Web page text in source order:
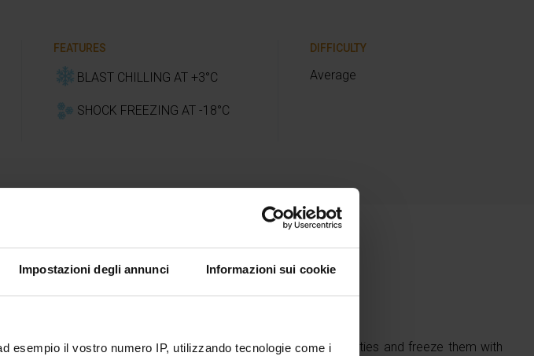
Impostazioni degli annunci Informazioni sui cookie
esempio il vostro numero IP, utilizzando tecnologie come i
FEATURES
BLAST CHILLING AT +3°C
SHOCK FREEZING AT -18°C
DIFFICULTY
Average
Tips
You can prepare the ravioli in advance and in large quantities and freeze them with